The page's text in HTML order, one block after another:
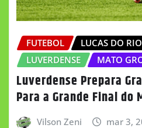
FUTEBOL
LUCAS DO
LUVERDENSE
MATO
Luverdense Prepara
Para a Grande Final do
Vilson Zeni mar 3,